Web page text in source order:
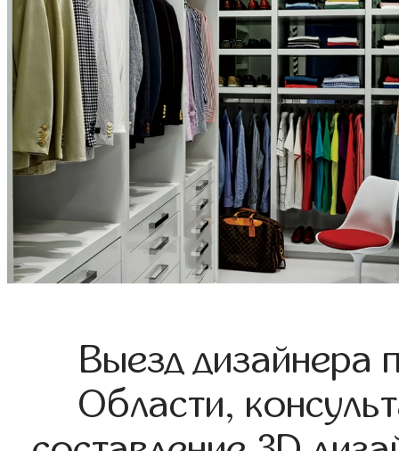
Выезд дизайнера
Области,